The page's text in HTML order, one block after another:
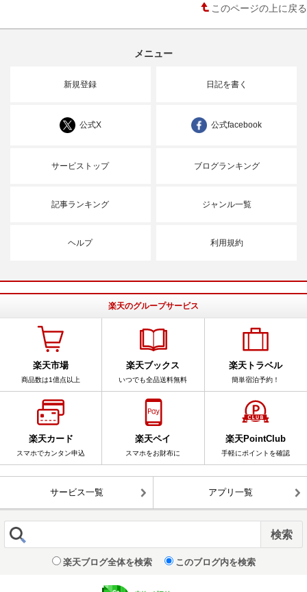
このページの上に戻る
メニュー
新規登録 日記を書く
公式X 公式facebook
サービストップ ブログランキング
記事ランキング ジャンル一覧
ヘルプ 利用規約
楽天のグループサービス
楽天市場
商品数は1億点以上
楽天ブックス
いつでも全品送料無料
楽天トラベル
簡単宿泊予約！
楽天カード
スマホでカンタン申込
楽天ペイ
スマホをお財布に
楽天PointClub
手軽にポイントを確認
サービス一覧 アプリ一覧
楽天ブログ全体を検索 このブログ内を検索